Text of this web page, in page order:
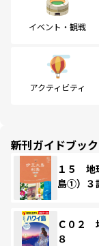
イベント・観戦
アクティビティ
新刊ガイドブック
１５ 地
島①）３
Ｃ０２
８